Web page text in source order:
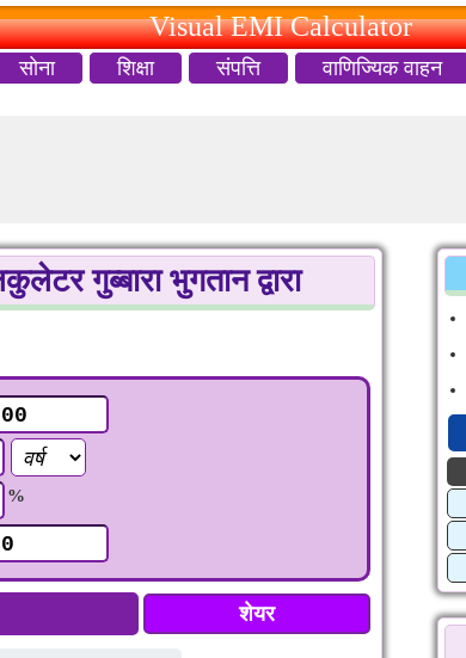
Visual EMI Calculator
सोना शिक्षा संपत्ति वाणिज्यिक वाहन
गुब्बारा भुगतान द्वारा
%
शेयर